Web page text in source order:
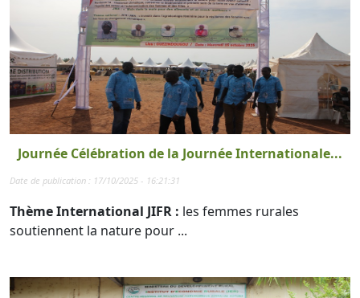
Journée Célébration de la Journée Internationale...
Date de publication : 17/10/2025 - 16:21:31
Thème International JIFR : les femmes rurales
soutiennent la nature pour ...